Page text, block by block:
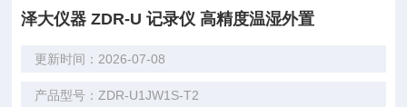
泽大仪器 ZDR-U 记录仪 高精度温湿外置
更新时间：2026-07-08
产品型号：ZDR-U1JW1S-T2